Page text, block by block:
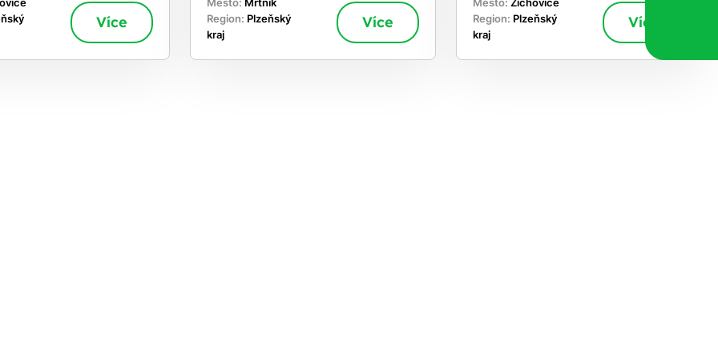
Více
Město: Mrtník
Region: Plzeňský
kraj
Více
Město: Žichovice
Region: Plzeňský
kraj
Více